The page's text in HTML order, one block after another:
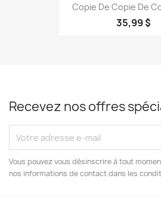
Copie De Copie De
35,99 $
Recevez nos offres
Vous pouvez vous désinscrire à tout
nos informations de contact dans les